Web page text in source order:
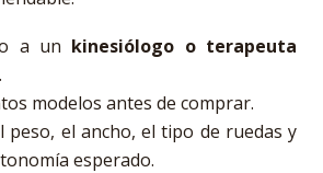
a un kinesiólogo o terapeuta
.
modelos antes de comprar.
peso, el ancho, el tipo de ruedas y
esperado.